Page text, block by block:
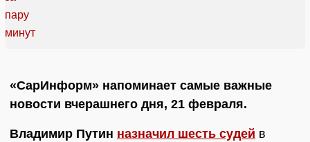
«СарИнформ» напоминает самые важные
новости вчерашнего дня, 21 февраля.
Владимир Путин назначил шесть судей в